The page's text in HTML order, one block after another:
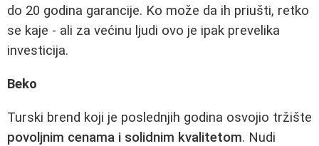
do 20 godina garancije. Ko može da ih priušti, retko
se kaje - ali za većinu ljudi ovo je ipak prevelika
investicija.
Beko
Turski brend koji je poslednjih godina osvojio tržište
povoljnim cenama i solidnim kvalitetom. Nudi